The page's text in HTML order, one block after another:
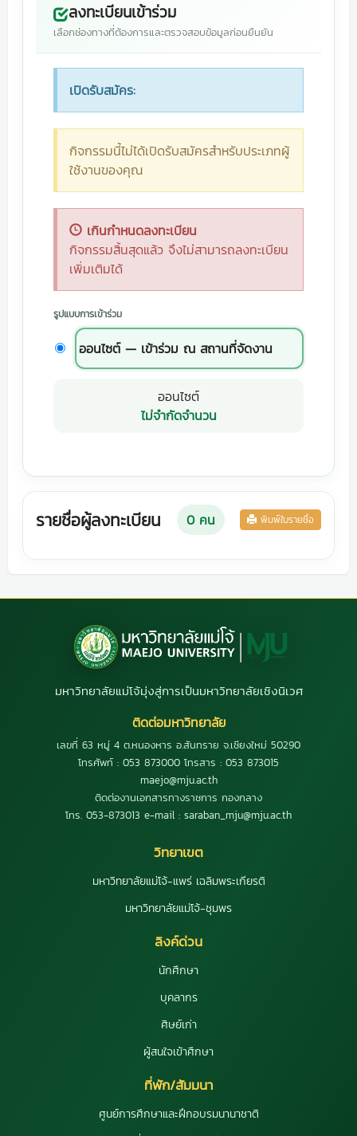
ลงทะเบียนเข้าร่วม
เลือกช่องทางที่ต้องการและตรวจสอบข้อมูลก่อนยืนยัน
เปิดรับสมัคร:
กิจกรรมนี้ไม่ได้เปิดรับสมัครสำหรับประเภทผู้
ใช้งานของคุณ
เกินกำหนดลงทะเบียน
กิจกรรมสิ้นสุดแล้ว จึงไม่สามารถลงทะเบียน
เพิ่มเติมได้
รูปแบบการเข้าร่วม
ออนไซต์ — เข้าร่วม ณ สถานที่จัดงาน
ออนไซต์
ไม่จำกัดจำนวน
รายชื่อผู้ลงทะเบียน 0คน พิมพ์ใบรายชื่อ
มหาวิทยาลัยแม่โจ้มุ่งสู่การเป็นมหาวิทยาลัยเชิงนิเวศ
ติดต่อมหาวิทยาลัย
เลขที่ 63 หมู่ 4 ต.หนองหาร อ.สันทราย จ.เชียงใหม่ 50290
โทรศัพท์ : 053 873000 โทรสาร : 053 873015
maejo@mju.ac.th
ติดต่องานเอกสารทางราชการ กองกลาง
โทร. 053-873013 e-mail : saraban_mju@mju.ac.th
วิทยาเขต
มหาวิทยาลัยแม่โจ้-แพร่ เฉลิมพระเกียรติ
มหาวิทยาลัยแม่โจ้-ชุมพร
ลิงค์ด่วน
นักศึกษา
บุคลากร
ศิษย์เก่า
ผู้สนใจเข้าศึกษา
ที่พัก/สัมมนา
ศูนย์การศึกษาและฝึกอบรมนานาชาติ